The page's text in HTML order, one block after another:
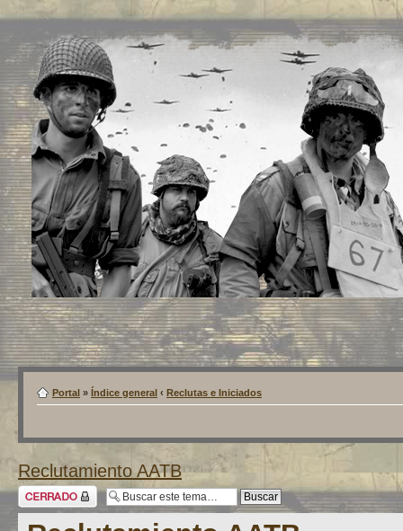
Portal » Índice general ‹ Reclutas e Iniciados
Reclutamiento AATB
Tema cerrado